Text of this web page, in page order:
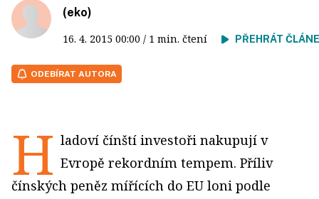
(eko)
16. 4. 2015 00:00 / 1 min. čtení PŘEHRÁT
ODEBÍRAT AUTORA
H ladoví čínští investoři nakupují v
Evropě rekordním tempem. Příliv
čínských peněz mířících do EU loni podle